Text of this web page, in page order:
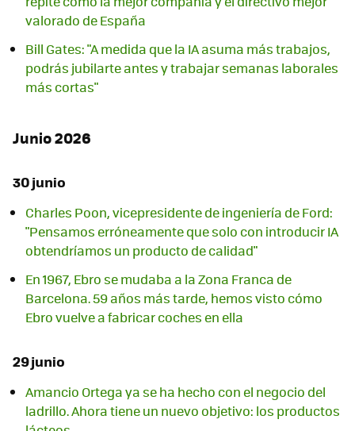
valorado de España
Bill Gates: "A medida que la IA asuma más trabajos,
podrás jubilarte antes y trabajar semanas laborales
más cortas"
Junio 2026
30 junio
Charles Poon, vicepresidente de ingeniería de Ford:
"Pensamos erróneamente que solo con introducir IA
obtendríamos un producto de calidad"
En 1967, Ebro se mudaba a la Zona Franca de
Barcelona. 59 años más tarde, hemos visto cómo
Ebro vuelve a fabricar coches en ella
29 junio
Amancio Ortega ya se ha hecho con el negocio del
ladrillo. Ahora tiene un nuevo objetivo: los productos